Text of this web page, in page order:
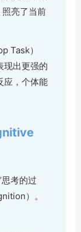
照亮了当前
Task）
现出更强的
应，个体能
考的过
）。